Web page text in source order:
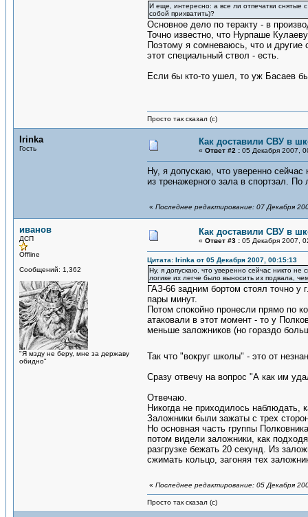
И еще, интересно: а все ли отпечатки снятые
собой прихватить)?
Основное дело по теракту - в
Точно известно, что Нурпаше
Поэтому я сомневаюсь, что и другие
этот специальный ствол - есть.
Если бы кто-то ушел, то уж Басаев
Просто так сказал (с)
Irinka
Гость
Как доставили СВУ в
« Ответ #2 : 05 Декабря 2007,
Ну, я допускаю, что уверенно сейчас
из тренажерного зала в спортзал.
« Последнее редактирование: 07 Декабря
иванов
ДСП
Offline
Сообщений: 1,362
"Я мзду не беру, мне за державу
обидно"
Как доставили СВУ в
« Ответ #3 : 05 Декабря 2007,
Цитата: Irinka от 05 Декабря 2007, 00:15:13
Ну, я допускаю, что уверенно сейчас никто не
логике их легче было выносить из подвала,
ГАЗ-66 задним бортом стоял точно у
пары минут.
Потом спокойно пронесли прямо по
атаковали в этот момент - то у
меньше заложников (но гораздо
Так что "вокруг школы" - это от
Сразу отвечу на вопрос "А как им
Отвечаю.
Никогда не приходилось наблюдать,
Заложники были зажаты с трех
Но основная часть группы
потом видели заложники, как
разгрузке бежать 20 секунд. Из
сжимать кольцо, загоняя тех
« Последнее редактирование: 05 Декабря
Просто так сказал (с)